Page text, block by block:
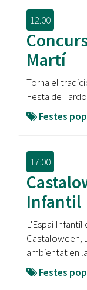
12:00
Martí
Torna el
Festa de
Festes
17:00
Infantil
L'Espai
Castaloween,
ambientat en
Festes